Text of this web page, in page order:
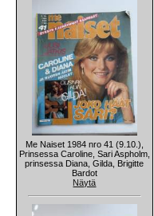
Me Naiset 1984 nro 41 (9.10.),
Prinsessa Caroline, Sari Aspholm,
prinsessa Diana, Gilda, Brigitte
Bardot
Näytä